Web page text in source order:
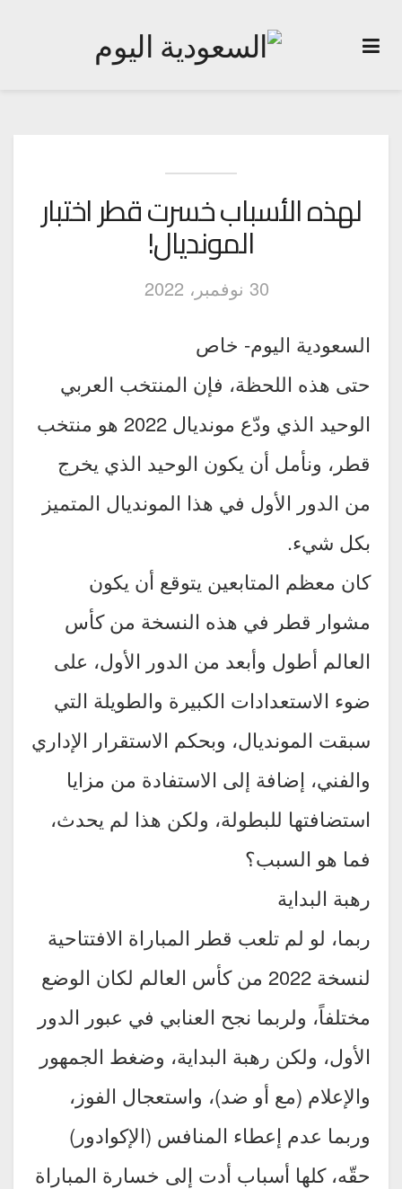
لهذه الأسباب خسرت قطر اختبار
المونديال!
30 نوفمبر، 2022
السعودية اليوم- خاص
حتى هذه اللحظة، فإن المنتخب العربي
الوحيد الذي ودّع مونديال 2022 هو منتخب
قطر، ونأمل أن يكون الوحيد الذي يخرج
من الدور الأول في هذا المونديال المتميز
بكل شيء.
كان معظم المتابعين يتوقع أن يكون
مشوار قطر في هذه النسخة من كأس
العالم أطول وأبعد من الدور الأول، على
ضوء الاستعدادات الكبيرة والطويلة التي
سبقت المونديال، وبحكم الاستقرار الإداري
والفني، إضافة إلى الاستفادة من مزايا
استضافتها للبطولة، ولكن هذا لم يحدث،
فما هو السبب؟
رهبة البداية
ربما، لو لم تلعب قطر المباراة الافتتاحية
لنسخة 2022 من كأس العالم لكان الوضع
مختلفاً، ولربما نجح العنابي في عبور الدور
الأول، ولكن رهبة البداية، وضغط الجمهور
والإعلام (مع أو ضد)، واستعجال الفوز،
وربما عدم إعطاء المنافس (الإكوادور)
حقّه، كلها أسباب أدت إلى خسارة المباراة